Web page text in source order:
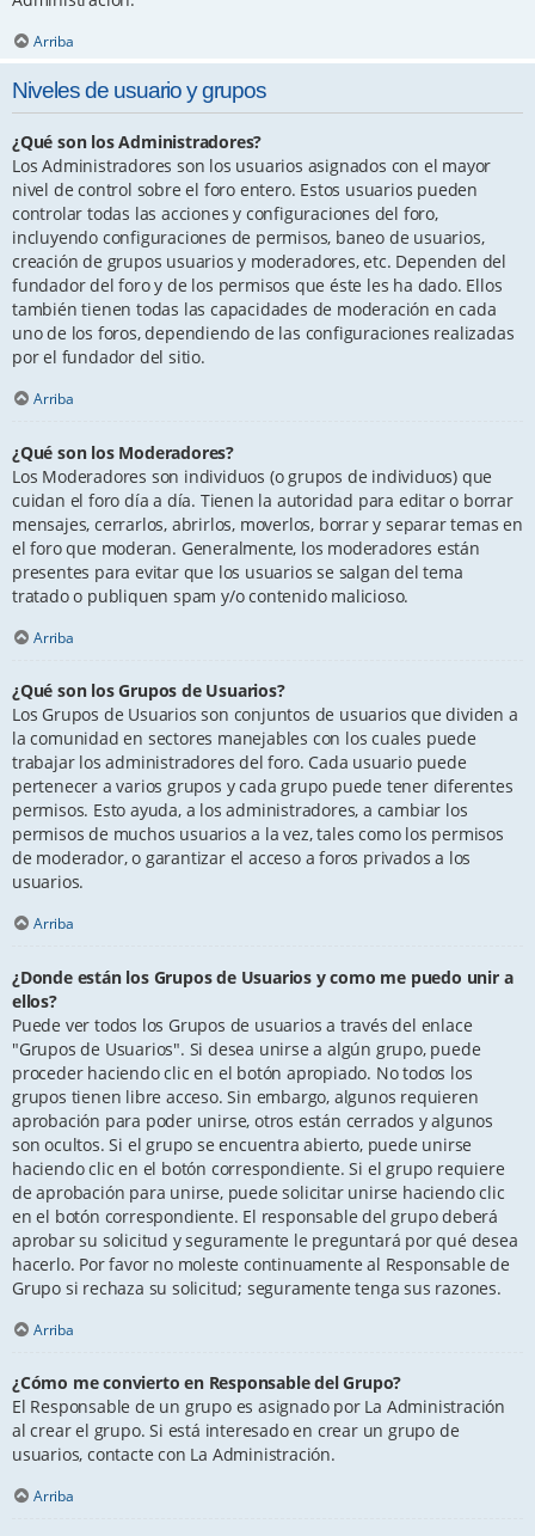
Arriba
Niveles de usuario y grupos
¿Qué son los Administradores?
Los Administradores son los usuarios asignados con el mayor
nivel de control sobre el foro entero. Estos usuarios pueden
controlar todas las acciones y configuraciones del foro,
incluyendo configuraciones de permisos, baneo de usuarios,
creación de grupos usuarios y moderadores, etc. Dependen del
fundador del foro y de los permisos que éste les ha dado. Ellos
también tienen todas las capacidades de moderación en cada
uno de los foros, dependiendo de las configuraciones realizadas
por el fundador del sitio.
Arriba
¿Qué son los Moderadores?
Los Moderadores son individuos (o grupos de individuos) que
cuidan el foro día a día. Tienen la autoridad para editar o borrar
mensajes, cerrarlos, abrirlos, moverlos, borrar y separar temas en
el foro que moderan. Generalmente, los moderadores están
presentes para evitar que los usuarios se salgan del tema
tratado o publiquen spam y/o contenido malicioso.
Arriba
¿Qué son los Grupos de Usuarios?
Los Grupos de Usuarios son conjuntos de usuarios que dividen a
la comunidad en sectores manejables con los cuales puede
trabajar los administradores del foro. Cada usuario puede
pertenecer a varios grupos y cada grupo puede tener diferentes
permisos. Esto ayuda, a los administradores, a cambiar los
permisos de muchos usuarios a la vez, tales como los permisos
de moderador, o garantizar el acceso a foros privados a los
usuarios.
Arriba
¿Donde están los Grupos de Usuarios y como me puedo unir a
ellos?
Puede ver todos los Grupos de usuarios a través del enlace
"Grupos de Usuarios". Si desea unirse a algún grupo, puede
proceder haciendo clic en el botón apropiado. No todos los
grupos tienen libre acceso. Sin embargo, algunos requieren
aprobación para poder unirse, otros están cerrados y algunos
son ocultos. Si el grupo se encuentra abierto, puede unirse
haciendo clic en el botón correspondiente. Si el grupo requiere
de aprobación para unirse, puede solicitar unirse haciendo clic
en el botón correspondiente. El responsable del grupo deberá
aprobar su solicitud y seguramente le preguntará por qué desea
hacerlo. Por favor no moleste continuamente al Responsable de
Grupo si rechaza su solicitud; seguramente tenga sus razones.
Arriba
¿Cómo me convierto en Responsable del Grupo?
El Responsable de un grupo es asignado por La Administración
al crear el grupo. Si está interesado en crear un grupo de
usuarios, contacte con La Administración.
Arriba